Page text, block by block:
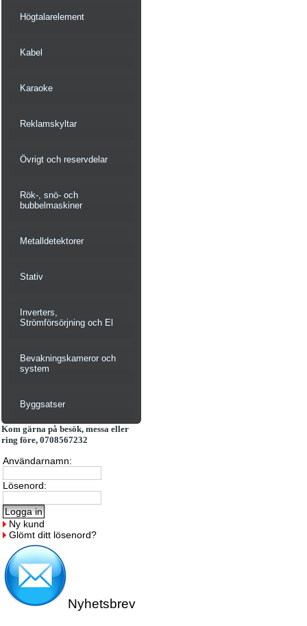
Högtalarelement
Kabel
Karaoke
Reklamskyltar
Övrigt och reservdelar
Rök-, snö- och
bubbelmaskiner
Metalldetektorer
Stativ
Inverters,
Strömförsörjning och El
Bevakningskameror och
system
Byggsatser
Kom gärna på besök, messa eller
ring före, 0708567232
Användarnamn:
Lösenord:
Ny kund
Glömt ditt lösenord?
Nyhetsbrev